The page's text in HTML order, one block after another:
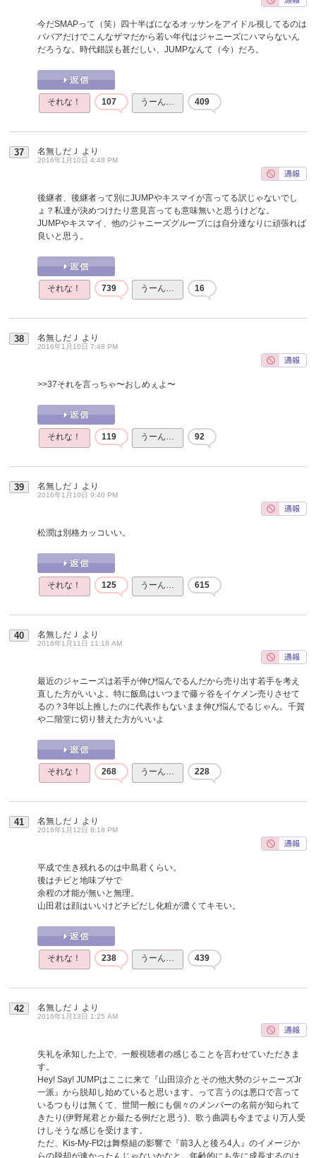
今だSMAPって（笑）四十半ばになるオッサンをアイドル視してるのは
ババアだけでこんなザマだから若い年代はジャニーズにハマらないん
だろうな。時代錯誤も甚だしい、JUMPなんて（今）だろ。
それな！ 107 うーん… 409
37 名無しだＪ より
2016年1月10日 4:48 PM
後継者、後継者って別にJUMPやキスマイが言ってる訳じゃないでし
ょ？私達が決めつけたり意見言っても意味無いと思うけどな。
JUMPやキスマイ、他のジャニーズグループには自分達なりに頑張れば
良いと思う。
それな！ 739 うーん… 16
38 名無しだＪ より
2016年1月10日 7:48 PM
>>37それを言っちゃ〜おしめぇよ〜
それな！ 119 うーん… 92
39 名無しだＪ より
2016年1月10日 9:40 PM
松潤は別格カッコいい。
それな！ 125 うーん… 615
40 名無しだＪ より
2016年1月11日 11:18 AM
最近のジャニーズは若手が伸び悩んでるんだから売り出す若手を考え
直した方がいいよ。特に飯島はいつまで藤ヶ谷をイケメン売りさせて
るの？3年以上推したのに代表作もないまま伸び悩んでるじゃん。千賀
や二階堂に切り替えた方がいいよ
それな！ 268 うーん… 228
41 名無しだＪ より
2016年1月12日 8:18 PM
平成で生き残れるのは中島君くらい。
後はチビと地味ブサで
余程の才能が無いと無理。
山田君は顔はいいけどチビだし化粧が濃くてキモい。
それな！ 238 うーん… 439
42 名無しだＪ より
2016年1月13日 1:25 AM
失礼を承知した上で、一般視聴者の感じることを言わせていただきま
す。
Hey! Say! JUMPはここに来て『山田涼介とその他大勢のジャニーズJr
一派』から脱却し始めていると思います。って言うのは悪口で言って
いるつもりは無くて、世間一般にも個々のメンバーの名前が知られて
きたり(伊野尾君とか最たる例だと思う)、歌う曲調も今までより万人受
けしそうな感じを受けます。
ただ、Kis-My-Ft2は舞祭組の影響で『前3人と後ろ4人』のイメージか
らの脱却が速かったんじゃないかなと。年齢的にも先に成長するのは